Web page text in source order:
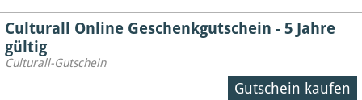
Culturall Online Geschenkgutschein - 5 Jahre
gültig
Culturall-Gutschein
Gutschein kaufen